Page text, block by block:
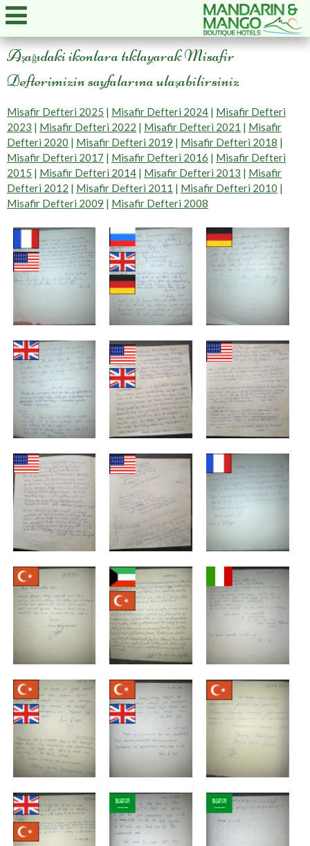
Aşağıdaki ikonlara tıklayarak Misafir
Defterimizin sayfalarına ulaşabilirsiniz
Misafir Defteri 2025 | Misafir Defteri 2024 | Misafir Defteri
2023 | Misafir Defteri 2022 | Misafir Defteri 2021 | Misafir
Defteri 2020 | Misafir Defteri 2019 | Misafir Defteri 2018 |
Misafir Defteri 2017 | Misafir Defteri 2016 | Misafir Defteri
2015 | Misafir Defteri 2014 | Misafir Defteri 2013 | Misafir
Defteri 2012 | Misafir Defteri 2011 | Misafir Defteri 2010 |
Misafir Defteri 2009 | Misafir Defteri 2008